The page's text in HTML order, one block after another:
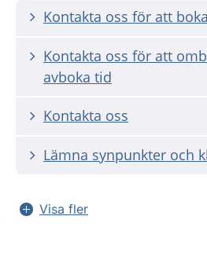
Kontakta oss för att
Kontakta oss för att
avboka tid
Kontakta oss
Lämna synpunkter och
Visa fler